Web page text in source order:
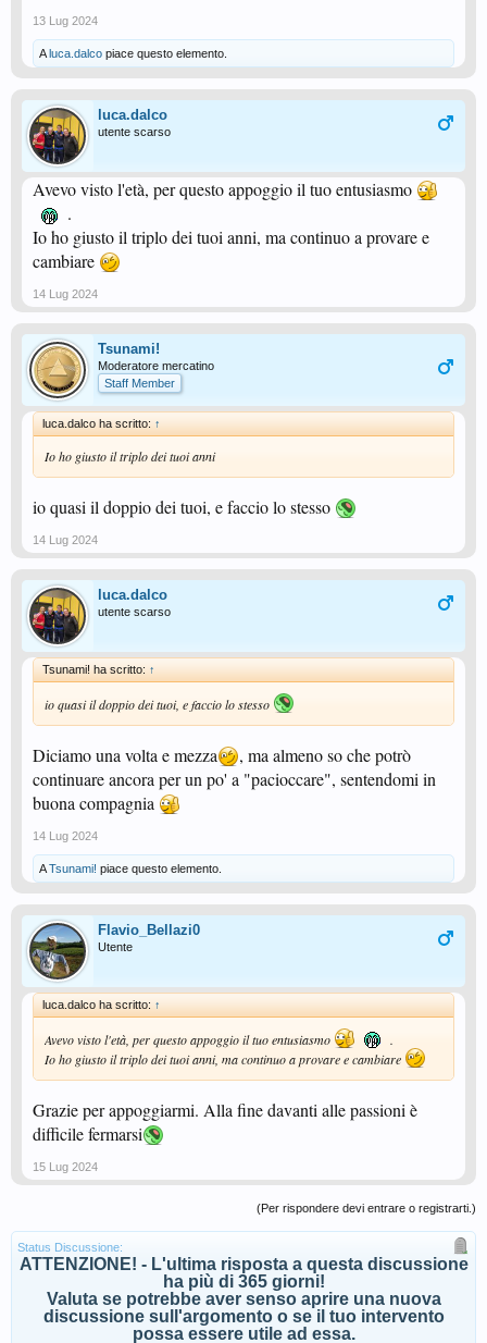
13 Lug 2024
Aluca.dalco piace questo elemento.
luca.dalco
utente scarso
Avevo visto l'età, per questo appoggio il tuo entusiasmo
.
Io ho giusto il triplo dei tuoi anni, ma continuo a provare e
cambiare
14 Lug 2024
Tsunami!
Moderatore mercatino
Staff Member
luca.dalco ha scritto: ↑
Io ho giusto il triplo dei tuoi anni
io quasi il doppio dei tuoi, e faccio lo stesso
14 Lug 2024
luca.dalco
utente scarso
Tsunami! ha scritto: ↑
io quasi il doppio dei tuoi, e faccio lo stesso
Diciamo una volta e mezza
, ma almeno so che potrò
continuare ancora per un po' a "pacioccare", sentendomi in
buona compagnia
14 Lug 2024
ATsunami! piace questo elemento.
Flavio_Bellazi0
Utente
luca.dalco ha scritto: ↑
Avevo visto l'età, per questo appoggio il tuo entusiasmo
.
Io ho giusto il triplo dei tuoi anni, ma continuo a provare e cambiare
Grazie per appoggiarmi. Alla fine davanti alle passioni è
difficile fermarsi
15 Lug 2024
(Per rispondere devi entrare o registrarti.)
Status Discussione:
ATTENZIONE! - L'ultima risposta a questa discussione
ha più di 365 giorni!
Valuta se potrebbe aver senso aprire una nuova
discussione sull'argomento o se il tuo intervento
possa essere utile ad essa.